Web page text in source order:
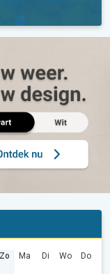
Zo Ma Di Wo Do